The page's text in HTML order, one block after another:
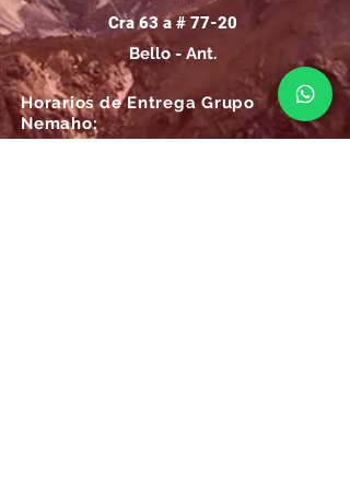
Cra 63 a # 77-20
Bello - Ant.
Horarios de Entrega Grupo
Nemaho: